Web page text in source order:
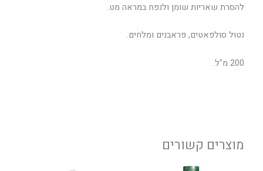
להסרת שאריות שומן ולנפח במראה מט.
נטול סולפאטים, פראבנים ומלחים.
200 מ"ל.
מוצרים קשורים